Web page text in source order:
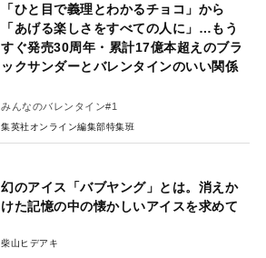
「ひと目で義理とわかるチョコ」から
「あげる楽しさをすべての人に」…もう
すぐ発売30周年・累計17億本超えのブラ
ックサンダーとバレンタインのいい関係
みんなのバレンタイン#1
集英社オンライン編集部特集班
幻のアイス「バブヤング」とは。消えか
けた記憶の中の懐かしいアイスを求めて
柴山ヒデアキ